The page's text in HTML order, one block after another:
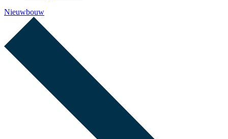
Nieuwbouw